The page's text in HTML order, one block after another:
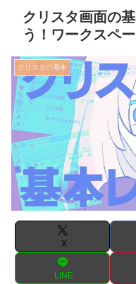
クリスタ画面の
う！ワークスペ
クリスタの基本
X
LINE